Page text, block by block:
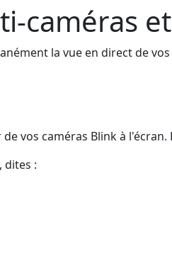
caméras
la vue en direct de
vos caméras Blink à
dites :